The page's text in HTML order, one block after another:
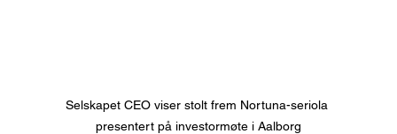
Selskapet CEO viser stolt frem Nortuna-seriola
presentert på investormøte i Aalborg